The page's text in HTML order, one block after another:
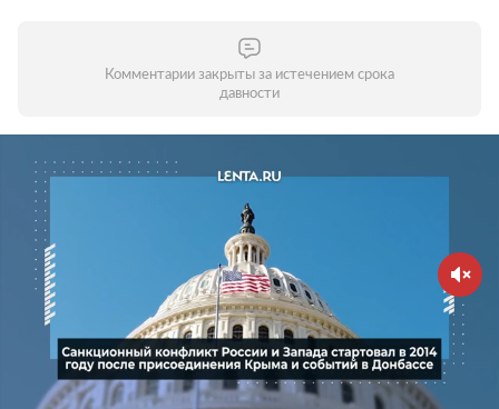
Комментарии закрыты за истечением срока
давности